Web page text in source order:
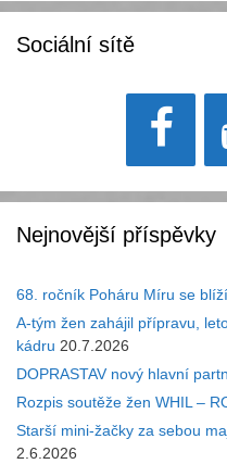
Sociální sítě
Nejnovější příspěvky
68. ročník Poháru Míru se blíží
A-tým žen zahájil přípravu,
kádru 20.7.2026
DOPRASTAV nový hlavní
Rozpis soutěže žen WHIL –
Starší mini-žačky za sebou
2.6.2026